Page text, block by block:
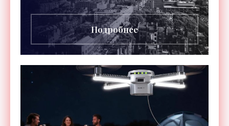
высотой 189 метров привлекало тысячи
посетителей, знаменитостей и даже членов
Подробнее